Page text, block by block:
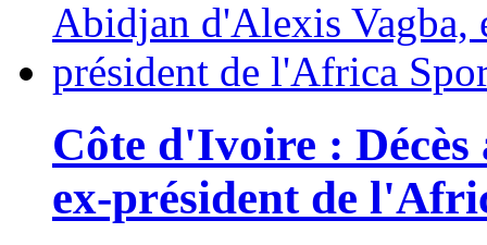
Côte d'Ivoire :
ex-président de